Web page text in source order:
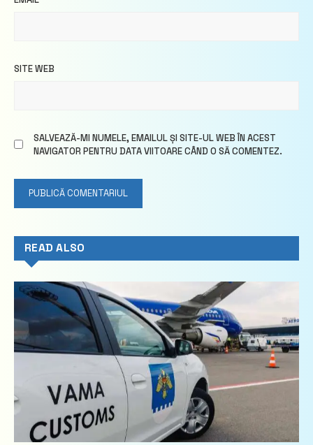
SITE WEB
SALVEAZĂ-MI NUMELE, EMAILUL ȘI SITE-UL WEB ÎN ACEST
NAVIGATOR PENTRU DATA VIITOARE CÂND O SĂ COMENTEZ.
READ ALSO